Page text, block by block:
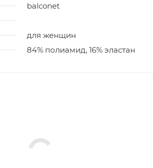
balconet
для женщин
84% полиамид, 16% эластан